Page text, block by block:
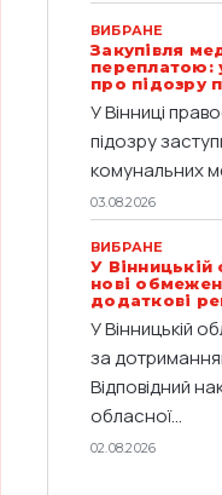
ВИБРАНЕ
Закупівля
переплатою:
про підозру
У Вінниці
підозру
комунальних
03.08.2026
ВИБРАНЕ
У Вінницькій
нові
додаткові
У Вінницькій
за
Відповідний
обласної...
02.08.2026